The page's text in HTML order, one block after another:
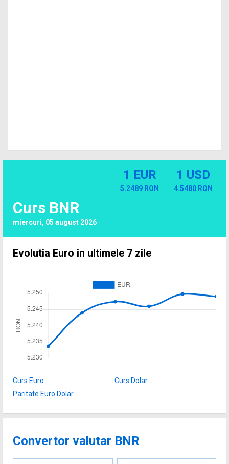
Curs BNR
miercuri, 05 august 2026
1 EUR
5.2489 RON
1 USD
4.5480 RON
Evolutia Euro in ultimele 7 zile
Curs Euro
Curs Dolar
Paritate Euro Dolar
Convertor valutar BNR